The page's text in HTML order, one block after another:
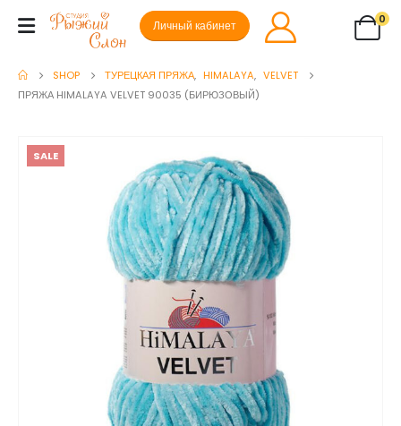
Личный кабинет
0
SHOP ТУРЕЦКАЯ ПРЯЖА, HIMALAYA, VELVET
ПРЯЖА HIMALAYA VELVET 90035 (БИРЮЗОВЫЙ)
SALE